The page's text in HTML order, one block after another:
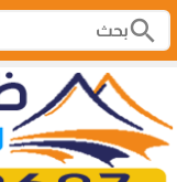
search